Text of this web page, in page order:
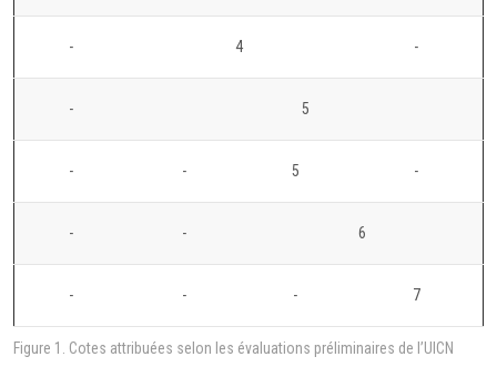
Figure 1. Cotes attribuées selon les évaluations préliminaires de l’UICN
- 4 -
- 5
- - 5 -
- - 6
- - - 7